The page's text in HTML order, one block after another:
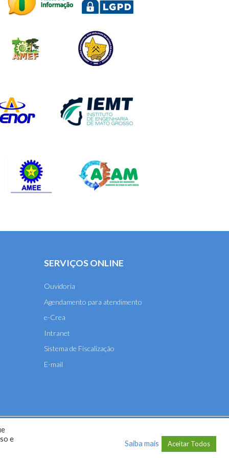
SERVIÇOS ONLINE
Ouvidoria
Agendamento para atendimento
e-Crea
Intranet
Sistema de Fiscalização
E-mail
- 2026
e
Saiba mais Aceitar Todos